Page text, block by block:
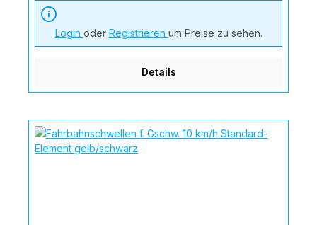
Login oder Registrieren um Preise zu sehen.
Details